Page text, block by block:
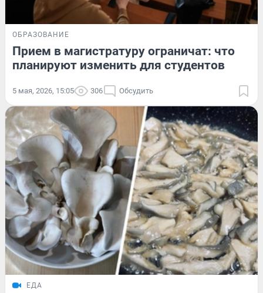
ОБРАЗОВАНИЕ
Прием в магистратуру ограничат: что
планируют изменить для студентов
5 мая, 2026, 15:05 306 Обсудить
ЕДА